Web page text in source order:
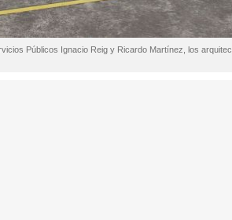
Públicos Ignacio Reig y Ricardo Martínez, los